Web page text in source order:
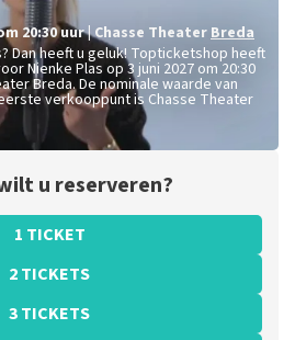
20:30uur|Chasse TheaterBreda
Dan heeft u geluk! Topticketshop heeft
Nienke Plas op 3 juni 2027 om 20:30
Breda. De nominale waarde van
verkooppunt is Chasse Theater
u reserveren?
1 TICKET
2 TICKETS
3 TICKETS